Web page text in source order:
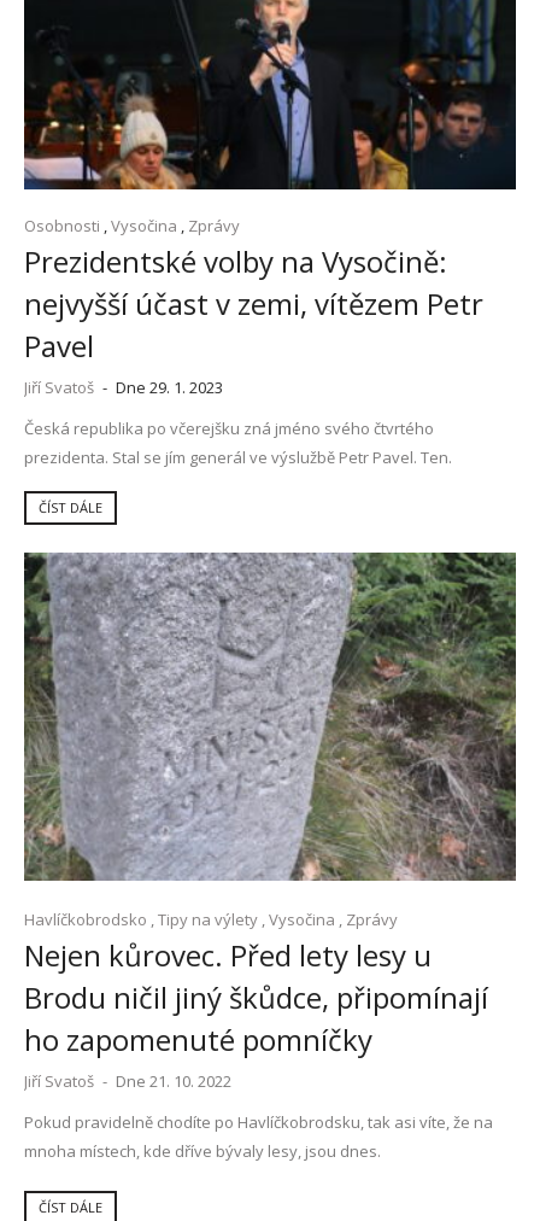
Osobnosti Vysočina Zprávy
Prezidentské volby na Vysočině:
nejvyšší účast v zemi, vítězem Petr
Pavel
Jiří Svatoš - Dne 29. 1. 2023
Česká republika po včerejšku zná jméno svého čtvrtého
prezidenta. Stal se jím generál ve výslužbě Petr Pavel. Ten.
ČÍST DÁLE
Havlíčkobrodsko Tipy na výlety Vysočina Zprávy
Nejen kůrovec. Před lety lesy u
Brodu ničil jiný škůdce, připomínají
ho zapomenuté pomníčky
Jiří Svatoš - Dne 21. 10. 2022
Pokud pravidelně chodíte po Havlíčkobrodsku, tak asi víte, že na
mnoha místech, kde dříve bývaly lesy, jsou dnes.
ČÍST DÁLE